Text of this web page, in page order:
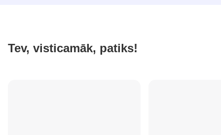
Tev, visticamāk, patiks!